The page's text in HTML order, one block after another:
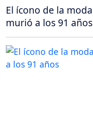
El ícono de la
murió a los 91 años